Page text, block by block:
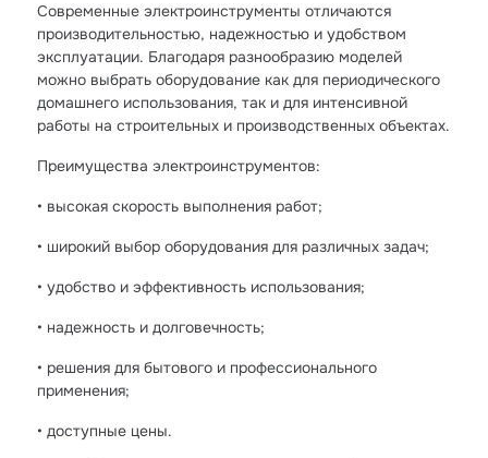
Современные электроинструменты отличаются
производительностью, надежностью и удобством
эксплуатации. Благодаря разнообразию моделей
можно выбрать оборудование как для периодического
домашнего использования, так и для интенсивной
работы на строительных и производственных объектах.
Преимущества электроинструментов:
• высокая скорость выполнения работ;
• широкий выбор оборудования для различных задач;
• удобство и эффективность использования;
• надежность и долговечность;
• решения для бытового и профессионального
применения;
• доступные цены.